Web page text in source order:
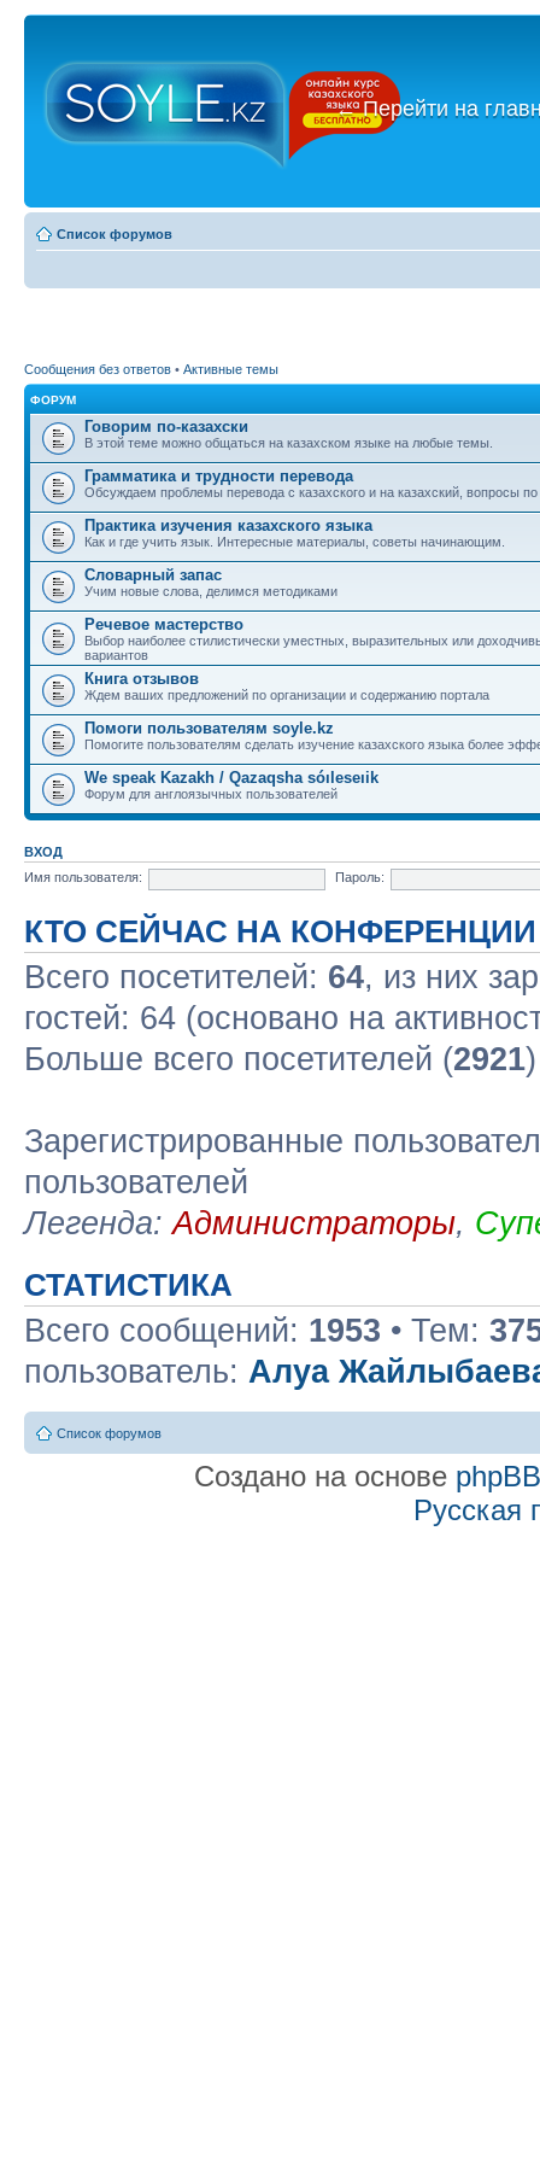
←Перейти на
Список форумов
Сообщения без ответов • Активные темы
ФОРУМ
Говорим по-казахски
В этой теме можно общаться на казахском языке на любые темы.
Грамматика и трудности перевода
Обсуждаем проблемы перевода с казахского и на казахский, вопросы
Практика изучения казахского языка
Как и где учить язык. Интересные материалы, советы начинающим.
Словарный запас
Учим новые слова, делимся методиками
Речевое мастерство
Выбор наиболее стилистически уместных, выразительных или
вариантов
Книга отзывов
Ждем ваших предложений по организации и содержанию портала
Помоги пользователям soyle.kz
Помогите пользователям сделать изучение казахского языка более
We speak Kazakh / Qazaqsha sóıleseıik
Форум для англоязычных пользователей
ВХОД
Имя пользователя:
Пароль:
КТО СЕЙЧАС НА КОНФЕРЕНЦИИ
Всего посетителей: 64, из них
гостей: 64 (основано на
Больше всего посетителей (2921
Зарегистрированные
пользователей
Легенда:Администраторы,
СТАТИСТИКА
Всего сообщений: 1953 • Тем:
пользователь: Алуа
Список форумов
Создано на основе phpBB
Русская